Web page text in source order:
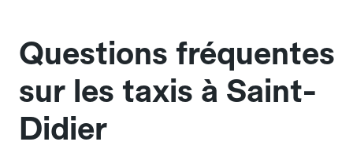
Questions fréquentes
sur les taxis à Saint-
Didier